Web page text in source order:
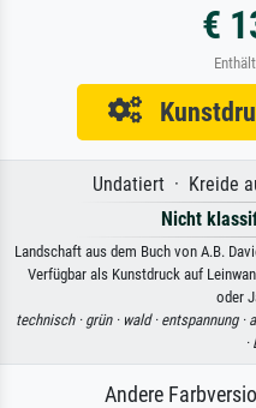
€
Undatiert · Kreide
Nicht
Landschaft aus dem Buch von A.B.
Verfügbar als Kunstdruck auf
oder
technisch · grün · wald · entspannung ·
·
Andere